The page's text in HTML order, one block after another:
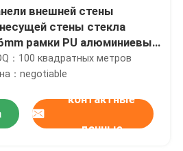
внешней стены
стены стекла
рамки PU алюминиевые
：100 квадратных метров
：negotiable
контактные
данные